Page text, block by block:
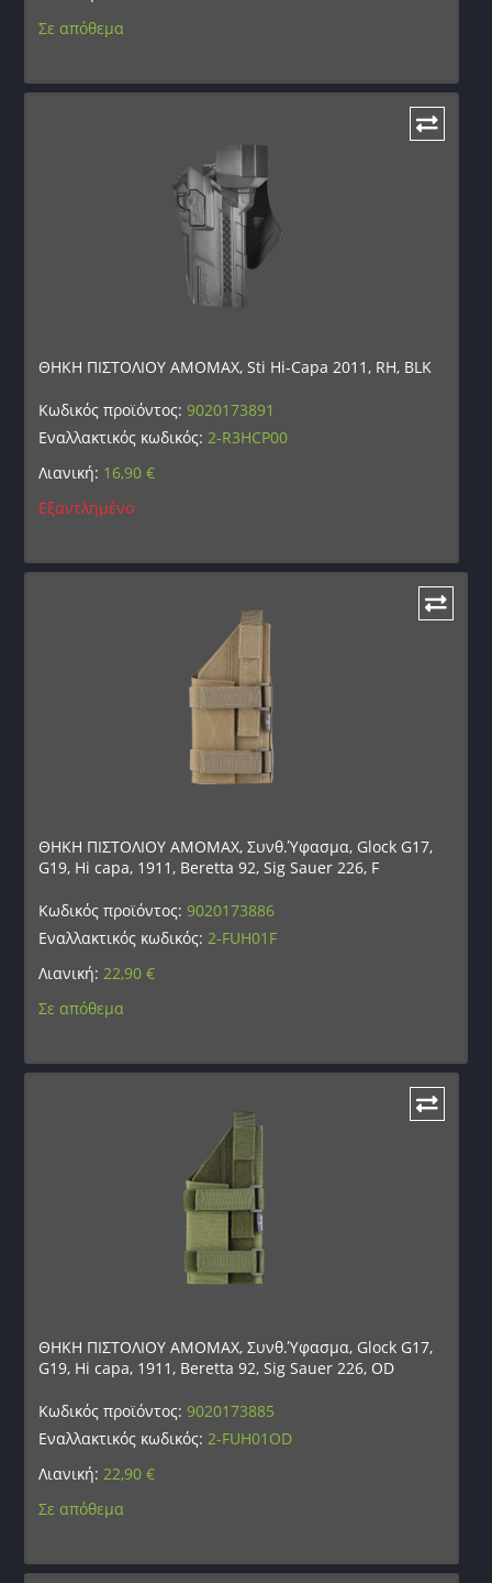
Σε απόθεμα
ΘΗΚΗ ΠΙΣΤΟΛΙΟΥ AMOMAX, Sti Hi-Capa 2011, RH, BLK
Κωδικός προϊόντος:9020173891
Εναλλακτικός κωδικός: 2-R3HCP00
Λιανική: 16,90€
Εξαντλημένο
ΘΗΚΗ ΠΙΣΤΟΛΙΟΥ AMOMAX, Συνθ.Ύφασμα, Glock G17,
G19, Hi capa, 1911, Beretta 92, Sig Sauer 226, F
Κωδικός προϊόντος:9020173886
Εναλλακτικός κωδικός: 2-FUH01F
Λιανική: 22,90€
Σε απόθεμα
ΘΗΚΗ ΠΙΣΤΟΛΙΟΥ AMOMAX, Συνθ.Ύφασμα, Glock G17,
G19, Hi capa, 1911, Beretta 92, Sig Sauer 226, OD
Κωδικός προϊόντος:9020173885
Εναλλακτικός κωδικός: 2-FUH01OD
Λιανική: 22,90€
Σε απόθεμα